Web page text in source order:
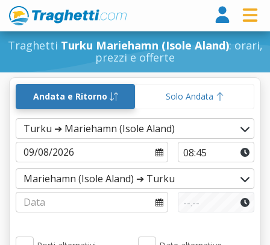
Traghetti Turku Mariehamn (Isole Aland): orari,
prezzi e offerte
Andata e Ritorno Solo Andata